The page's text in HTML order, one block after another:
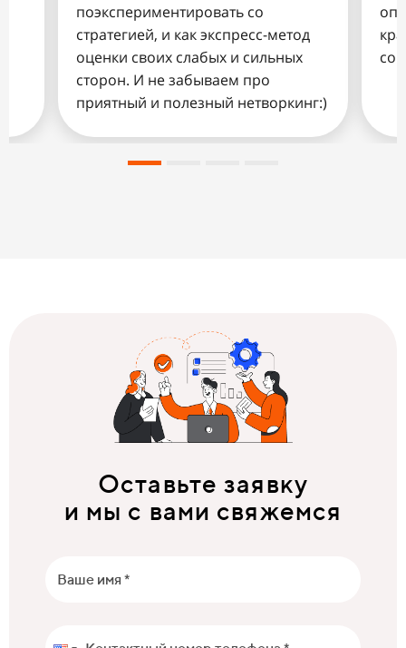
поэкспериментировать со
стратегией, и как экспресс-метод
оценки своих слабых и сильных
сторон. И не забываем про
приятный и полезный нетворкинг:)
Оставьте заявку
и мы с вами свяжемся